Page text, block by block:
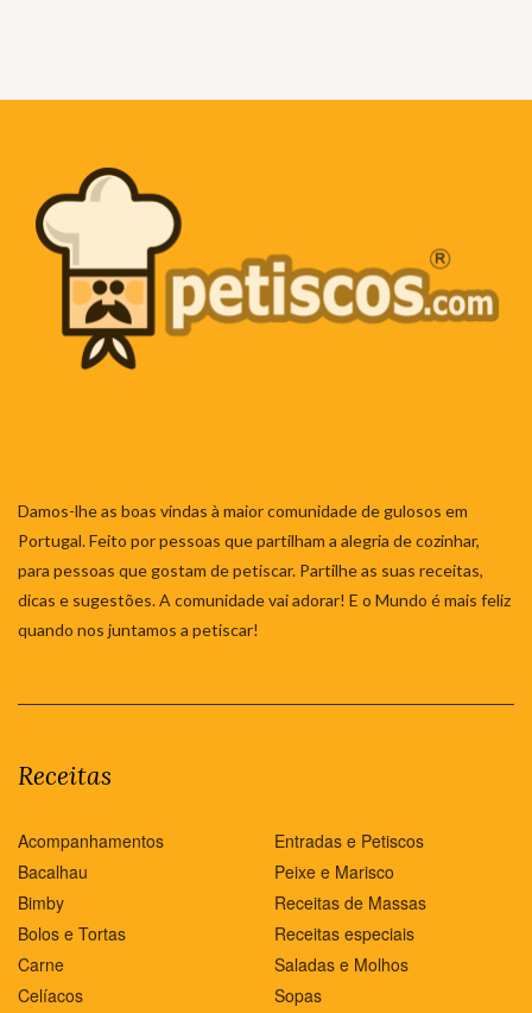
Damos-lhe as boas vindas à maior comunidade de gulosos em
Portugal. Feito por pessoas que partilham a alegria de cozinhar,
para pessoas que gostam de petiscar. Partilhe as suas receitas,
dicas e sugestões. A comunidade vai adorar! E o Mundo é mais feliz
quando nos juntamos a petiscar!
Receitas
Acompanhamentos
Bacalhau
Bimby
Bolos e Tortas
Carne
Celíacos
Entradas e Petiscos
Peixe e Marisco
Receitas de Massas
Receitas especiais
Saladas e Molhos
Sopas